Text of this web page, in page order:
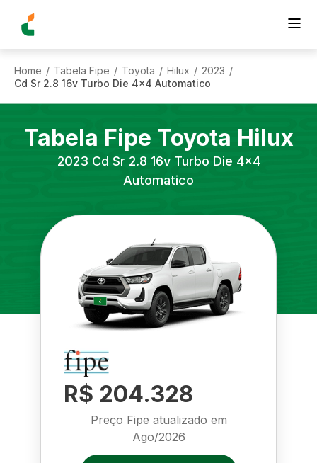
Home / Tabela Fipe / Toyota / Hilux / 2023 /
Cd Sr 2.8 16v Turbo Die 4x4 Automatico
Tabela Fipe Toyota Hilux
2023 Cd Sr 2.8 16v Turbo Die 4x4
Automatico
R$ 204.328
Preço Fipe atualizado em
Ago/2026